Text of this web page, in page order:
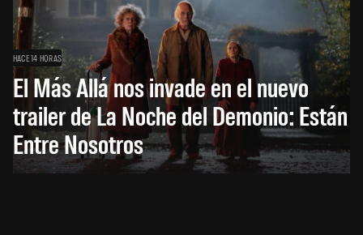
HACE 14 HORAS
El Más Allá nos invade en el nuevo
trailer de La Noche del Demonio: Están
Entre Nosotros